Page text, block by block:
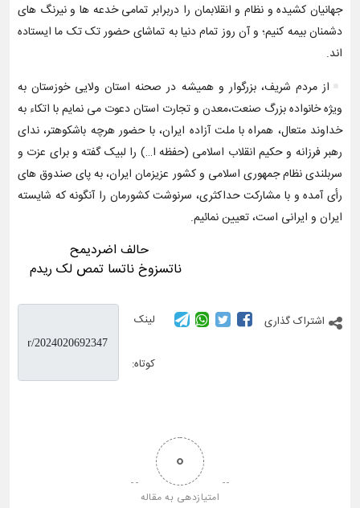
جهانیان کشیده و نظام و انقلابمان را دربرابر تمامی خدعه ها و نیرنگ های
دشمنان بیمه کنیم؛ و آن روز تمام دنیا به تماشای حضور تک تک ما ایستاده
اند.
از مردم شریف، بزرگوار و همیشه در صحنه استان ولایی خوزستان به
ویژه خانواده بزرگ صنعت،معدن و تجارت استان دعوت می نمایم با اتکاء به
خداوند متعال، همراه با ملت آزاده ایران، با حضور هرچه باشکوهتر، ندای
رهبر فرزانه و حکیم انقلاب اسلامی (حفظه ا…) را لبیک گفته و برای عزت و
سربلندی نظام جمهوری اسلامی و کشور عزیزمان ایران، به پای صندوق های
رأی آمده و با مشارکت حداکثری، سرنوشت کشورمان را آنگونه که شایسته
ایران و ایرانی است، تعیین نمائیم.
             حمیدرضا فلاح
   مدیر کل صمت استان خوزستان
اشتراک گذاری لینک
کوتاه:
0
امتیازدهی به مقاله